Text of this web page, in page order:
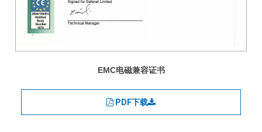
EMC电磁兼容证书
PDF下载